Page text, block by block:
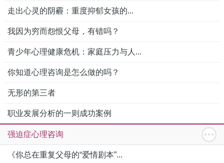
走出心灵的阴霾：重度抑郁女孩的...
我因为穷而怨恨父母，有错吗？
青少年心理健康危机：家庭压力与人...
你知道心理咨询是怎么做的吗？
无形的第三者
职业发展分析的一则成功案例
强迫症心理咨询
《你总在重复父母的“爱情剧本”...